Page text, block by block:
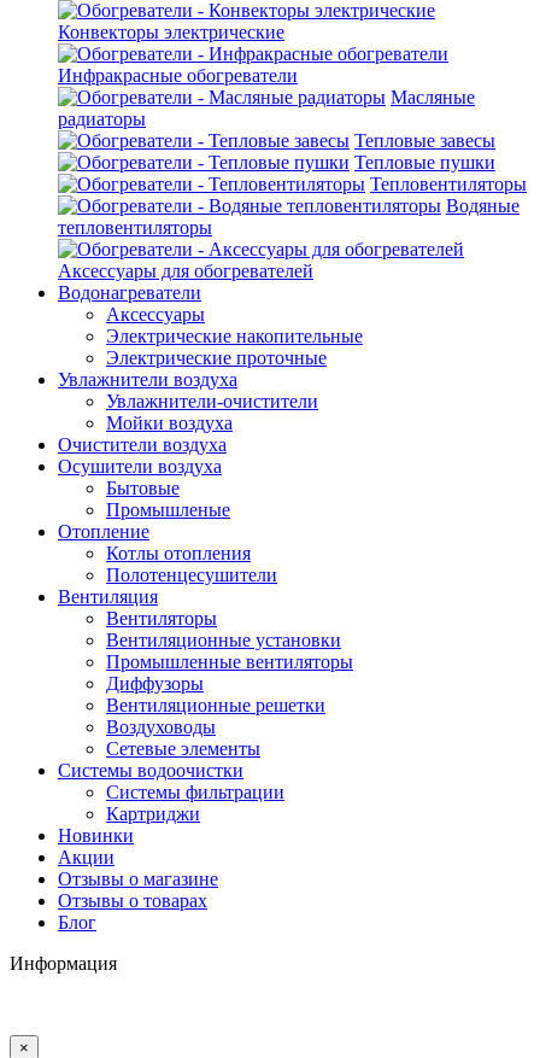
Конвекторы электрические
Инфракрасные обогреватели
Масляные
радиаторы
Тепловые завесы
Тепловые пушки
Тепловентиляторы
Водяные
тепловентиляторы
Аксессуары для обогревателей
Водонагреватели
Аксессуары
Электрические накопительные
Электрические проточные
Увлажнители воздуха
Увлажнители-очистители
Мойки воздуха
Очистители воздуха
Осушители воздуха
Бытовые
Промышленые
Отопление
Котлы отопления
Полотенцесушители
Вентиляция
Вентиляторы
Вентиляционные установки
Промышленные вентиляторы
Диффузоры
Вентиляционные решетки
Воздуховоды
Сетевые элементы
Системы водоочистки
Системы фильтрации
Картриджи
Новинки
Акции
Отзывы о магазине
Отзывы о товарах
Блог
Информация
×